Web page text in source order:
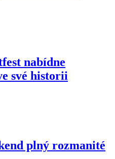
nabídne
své historii
plný rozmanité